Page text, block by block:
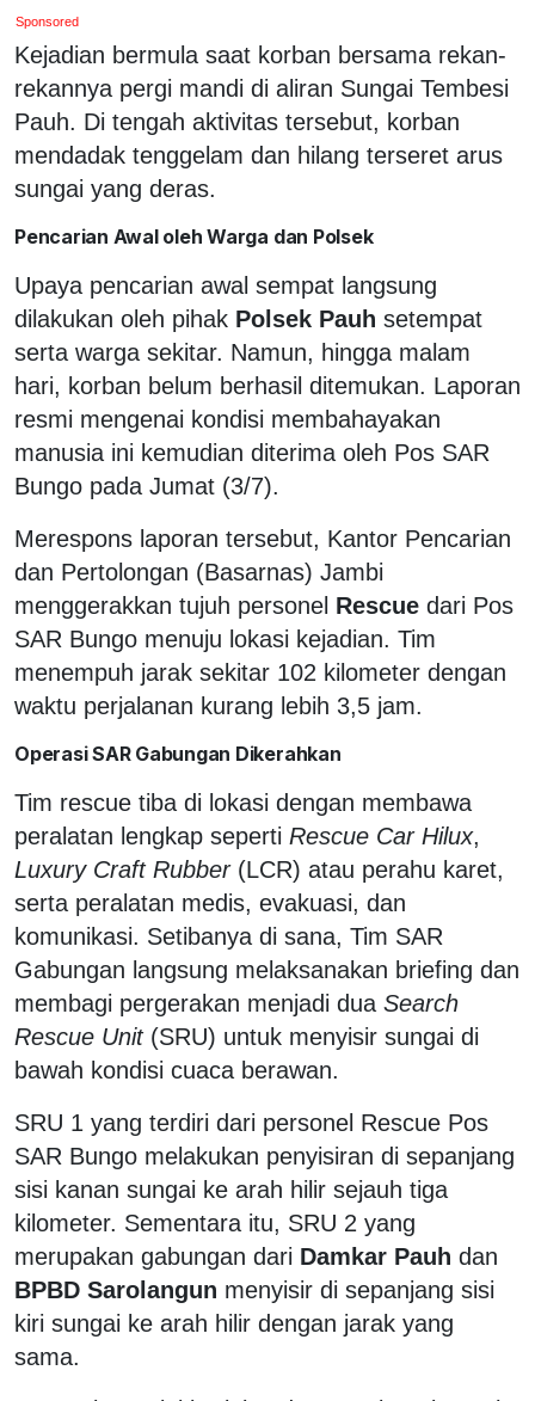
Sponsored
Kejadian bermula saat korban bersama rekan-
rekannya pergi mandi di aliran Sungai Tembesi
Pauh. Di tengah aktivitas tersebut, korban
mendadak tenggelam dan hilang terseret arus
sungai yang deras.
Pencarian Awal oleh Warga dan Polsek
Upaya pencarian awal sempat langsung
dilakukan oleh pihak Polsek Pauh setempat
serta warga sekitar. Namun, hingga malam
hari, korban belum berhasil ditemukan. Laporan
resmi mengenai kondisi membahayakan
manusia ini kemudian diterima oleh Pos SAR
Bungo pada Jumat (3/7).
Merespons laporan tersebut, Kantor Pencarian
dan Pertolongan (Basarnas) Jambi
menggerakkan tujuh personel Rescue dari Pos
SAR Bungo menuju lokasi kejadian. Tim
menempuh jarak sekitar 102 kilometer dengan
waktu perjalanan kurang lebih 3,5 jam.
Operasi SAR Gabungan Dikerahkan
Tim rescue tiba di lokasi dengan membawa
peralatan lengkap seperti Rescue Car Hilux,
Luxury Craft Rubber(LCR) atau perahu karet,
serta peralatan medis, evakuasi, dan
komunikasi. Setibanya di sana, Tim SAR
Gabungan langsung melaksanakan briefing dan
membagi pergerakan menjadi dua Search
Rescue Unit(SRU) untuk menyisir sungai di
bawah kondisi cuaca berawan.
SRU 1 yang terdiri dari personel Rescue Pos
SAR Bungo melakukan penyisiran di sepanjang
sisi kanan sungai ke arah hilir sejauh tiga
kilometer. Sementara itu, SRU 2 yang
merupakan gabungan dari Damkar Pauh dan
BPBD Sarolangun menyisir di sepanjang sisi
kiri sungai ke arah hilir dengan jarak yang
sama.